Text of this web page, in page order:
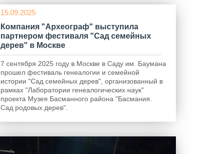
15.09.2025
Компания "Археограф" выступила
партнером фестиваля "Сад семейных
дерев" в Москве
7 сентября 2025 году в Москве в Саду им. Баумана
прошел фестиваль генеалогии и семейной
истории "Сад семейных дерев", организованный в
рамках "Лаборатории генеалогических наук"
проекта Музея Басманного района "Басмания.
Сад родовых дерев".